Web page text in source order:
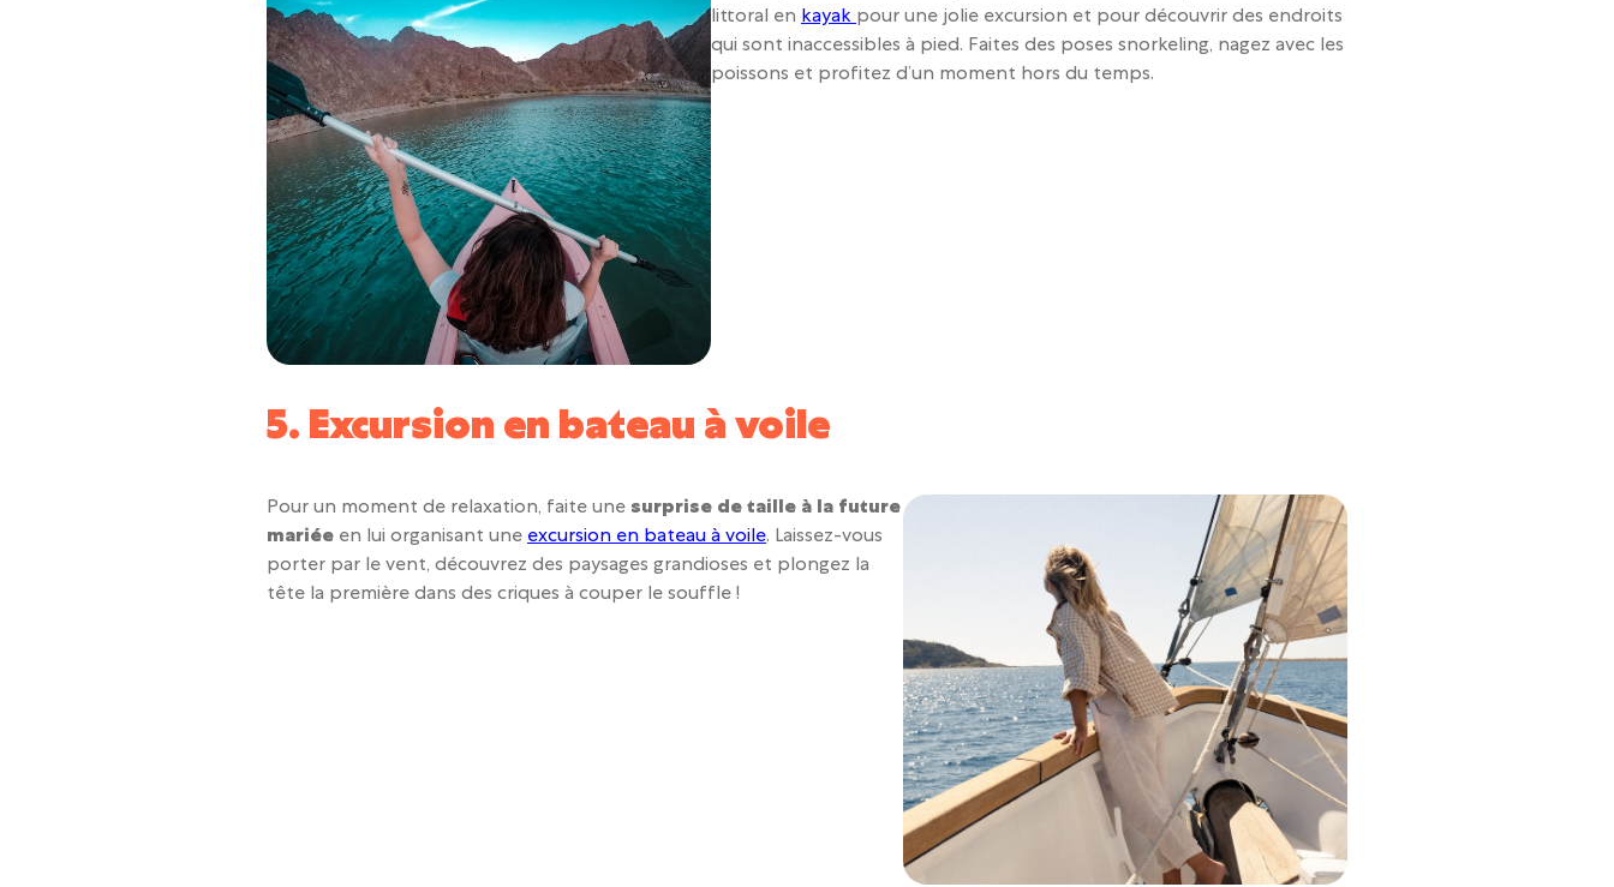
littoral en kayak pour une jolie excursion et pour découvrir des endroits
qui sont inaccessibles à pied. Faites des poses snorkeling, nagez avec les
poissons et profitez d’un moment hors du temps.
5. Excursion en bateau à voile
Pour un moment de relaxation, faite une surprise de taille à la future
mariée en lui organisant une excursion en bateau à voile. Laissez-vous
porter par le vent, découvrez des paysages grandioses et plongez la
tête la première dans des criques à couper le souffle !